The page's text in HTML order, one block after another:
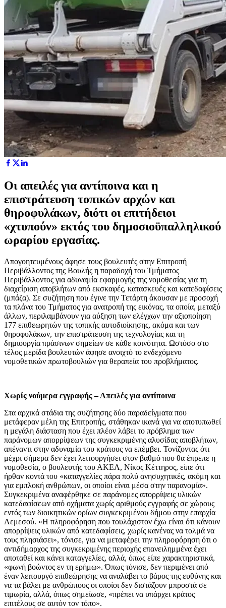
Οι απειλές για αντίποινα και η
επιστράτευση τοπικών αρχών και
θηροφυλάκων, διότι οι επιτήδειοι
«χτυπούν» εκτός του δημοσιοϋπαλληλικού
ωραρίου εργασίας.
Απογοητευμένους άφησε τους βουλευτές στην Επιτροπή
Περιβάλλοντος της Βουλής η παραδοχή του Τμήματος
Περιβάλλοντος για αδυναμία εφαρμογής της νομοθεσίας για τη
διαχείριση αποβλήτων από εκσκαφές, κατασκευές και κατεδαφίσεις
(μπάζα). Σε συζήτηση που έγινε την Τετάρτη άκουσαν με προσοχή
τα πλάνα του Τμήματος για ανατροπή της εικόνας, τα οποία, μεταξύ
άλλων, περιλαμβάνουν για αύξηση των ελέγχων την αξιοποίηση
177 επιθεωρητών της τοπικής αυτοδιοίκησης, ακόμα και των
θηροφυλάκων, την επιστράτευση της τεχνολογίας και τη
δημιουργία πράσινων σημείων σε κάθε κοινότητα. Ωστόσο στο
τέλος μερίδα βουλευτών άφησε ανοιχτό το ενδεχόμενο
νομοθετικών πρωτοβουλιών για θεραπεία του προβλήματος.
Χωρίς νούμερα εγγραφής – Απειλές για αντίποινα
Στα αρχικά στάδια της συζήτησης δύο παραδείγματα που
μετάφεραν μέλη της Επιτροπής, στάθηκαν ικανά για να αποτυπωθεί
η μεγάλη διάσταση που έχει πλέον λάβει το πρόβλημα των
παράνομων απορρίψεων της συγκεκριμένης αλυσίδας αποβλήτων,
απέναντι στην αδυναμία του κράτους να επέμβει. Τονίζοντας ότι
μέχρι σήμερα δεν έχει λειτουργήσει στον βαθμό που θα έπρεπε η
νομοθεσία, ο βουλευτής του ΑΚΕΛ, Νίκος Κέττηρος, είπε ότι
ήρθαν κοντά του «καταγγελίες πάρα πολύ ανησυχητικές, ακόμη και
για εμπλοκή ανθρώπων, οι οποίοι είναι μέσα στην παρανομία».
Συγκεκριμένα αναφέρθηκε σε παράνομες απορρίψεις υλικών
κατεδαφίσεων από οχήματα χωρίς αριθμούς εγγραφής σε χώρους
εντός των διοικητικών ορίων συγκεκριμένου δήμου στην επαρχία
Λεμεσού. «Η πληροφόρηση που τουλάχιστον έχω είναι ότι κάνουν
απορρίψεις υλικών από κατεδαφίσεις, χωρίς κανένας να τολμά να
τους πλησιάσει», τόνισε, για να μεταφέρει την πληροφόρηση ότι ο
αντιδήμαρχος της συγκεκριμένης περιοχής επανειλημμένα έχει
αποταθεί και κάνει καταγγελίες, αλλά, όπως είπε χαρακτηριστικά,
«φωνή βοώντος εν τη ερήμω». Όπως τόνισε, δεν περιμένει από
έναν λειτουργό επιθεώρησης να αναλάβει το βάρος της ευθύνης και
να τα βάλει με ανθρώπους οι οποίοι δεν διστάζουν μπροστά σε
τιμωρία, αλλά, όπως σημείωσε, «πρέπει να υπάρχει κράτος
επιτέλους σε αυτόν τον τόπο».